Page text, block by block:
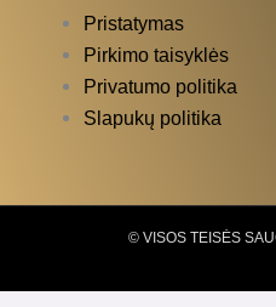
Pristatymas
Pirkimo taisyklės
Privatumo politika
Slapukų politika
© VISOS TEISĖS